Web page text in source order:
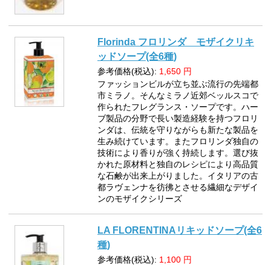
Florinda フロリンダ モザイクリキ
ッドソープ(全6種)
参考価格(税込): 1,650 円
ファッションビルが立ち並ぶ流行の先端都
市ミラノ。そんなミラノ近郊ベッルスコで
作られたフレグランス・ソープです。ハー
ブ製品の分野で長い製造経験を持つフロリ
ンダは、伝統を守りながらも新たな製品を
生み続けています。またフロリンダ独自の
技術により香りが強く持続します。選び抜
かれた原材料と独自のレシピにより高品質
な石鹸が出来上がりました。イタリアの古
都ラヴェンナを彷彿とさせる繊細なデザイ
ンのモザイクシリーズ
LA FLORENTINAリキッドソープ(全6
種)
参考価格(税込): 1,100 円